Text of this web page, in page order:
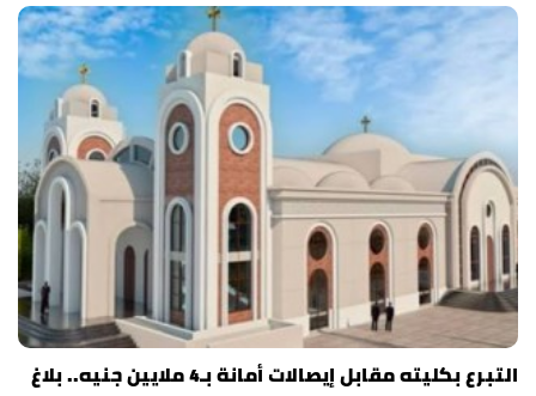
التبرع بكليته مقابل إيصالات أمانة بـ4 ملايين جنيه.. بلاغ